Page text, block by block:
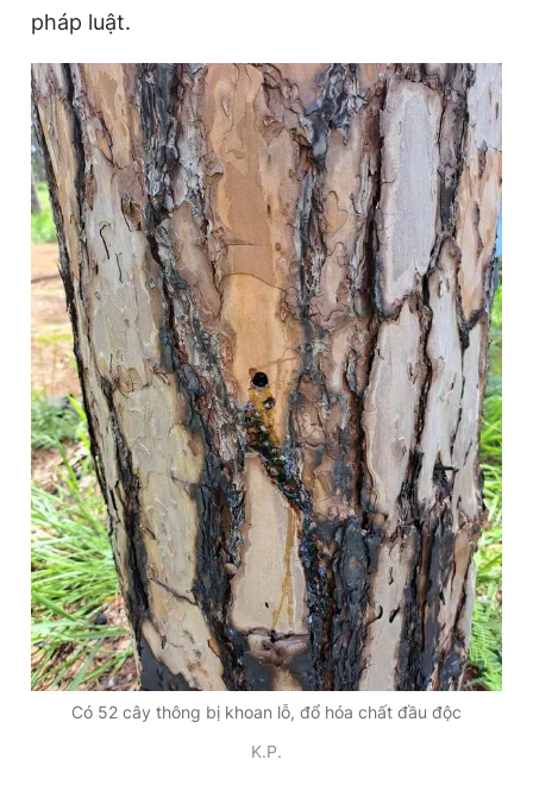
pháp luật.
Có 52 cây thông bị khoan lỗ, đổ hóa chất đầu độc
K.P.